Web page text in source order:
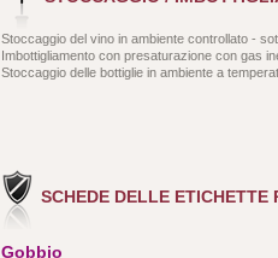
Stoccaggio del vino in ambiente controllato -
Imbottigliamento con presaturazione con gas
Stoccaggio delle bottiglie in ambiente a
SCHEDE DELLE ETICHETTE
Gobbio